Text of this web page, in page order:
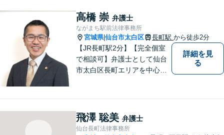
高橋 崇 弁護士
ながまち駅前法律事務所
宮城県|仙台市太白区 長町駅 から徒歩2分
【JR長町駅2分】【完全個室
で相談可】弁護士として仙台
市太白区長町エリアを中心
いただきます。 親身になって
お話を聴かせていただきます
詳細を見
る
飛澤 聡美 弁護士
仙台長町法律事務所